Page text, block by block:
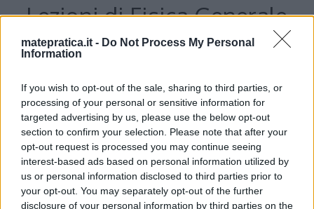
matepratica.it - Do Not Process My Personal
Information
If you wish to opt-out of the sale, sharing to third parties, or
processing of your personal or sensitive information for
targeted advertising by us, please use the below opt-out
section to confirm your selection. Please note that after your
opt-out request is processed you may continue seeing
interest-based ads based on personal information utilized by
us or personal information disclosed to third parties prior to
your opt-out. You may separately opt-out of the further
disclosure of your personal information by third parties on the
Lezioni di Fisica Generale
Generaleè rivolta agli studenti dei primi anni di
università di materie scientifiche. In particolare si
presta bene per studenti diingegneria. In ogni
sezione potete trovaredefinizioni, dimostrazioni,
esempi ed applicazionidei principali argomenti di
fisica. Ledispensesono da considerarsi degliappunti
molto dettagliati ma non coprono tutti gli aspetti